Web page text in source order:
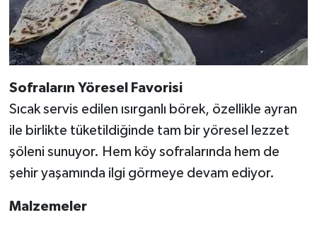
Sofraların Yöresel Favorisi
Sıcak servis edilen ısırganlı börek, özellikle ayran
ile birlikte tüketildiğinde tam bir yöresel lezzet
şöleni sunuyor. Hem köy sofralarında hem de
şehir yaşamında ilgi görmeye devam ediyor.
Malzemeler